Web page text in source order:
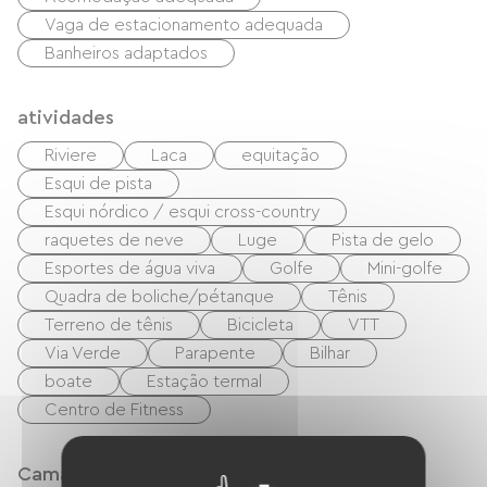
Vaga de estacionamento adequada
Banheiros adaptados
atividades
Riviere Laca
equitação
Esqui de pista
Esqui nórdico / esqui cross-country
raquetes de neve
Luge
Pista de gelo
Esportes de água viva
Golfe
Mini-golfe
Quadra de boliche/pétanque
Tênis
Terreno de tênis
Bicicleta
VTT
Via Verde
Parapente
Bilhar
boate
Estação termal
Centro de Fitness
Camas